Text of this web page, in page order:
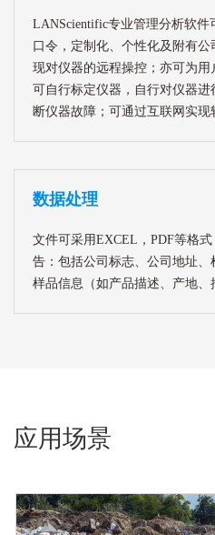
LANScientific专业管理分析软件
口令，定制化、个性化及附有
现对仪器的远程操控；亦可为
可自行标定仪器，自行对仪器
断仪器故障；可通过互联网实现
数据处理
文件可采用EXCEL，PDF等格
告：包括公司标志、公司地址
样品信息（如产品描述、产地、
应用场景